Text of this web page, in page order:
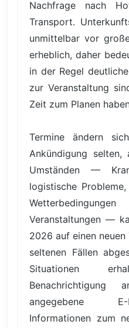
Nachfrage nach
Transport.
unmittelbar vor
erheblich, daher
in der Regel
zur Veranstaltung
Zeit zum Planen
Termine ändern
Ankündigung selten,
Umständen —
logistische
Veranstaltungen —
2026 auf einen
seltenen Fällen
Situationen
angegebene
Informationen zum